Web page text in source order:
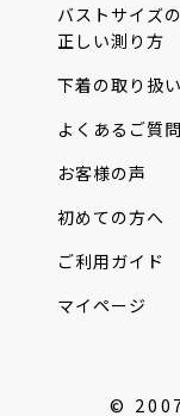
バストサイズの
正しい測り方
下着の取り扱い
よくあるご質問
お客様の声
初めての方へ
ご利用ガイド
マイページ
©